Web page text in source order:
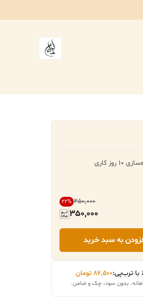
10 روز کاری
۴۵۰٬۰۰۰ 22%
350,000
به سبد خرید
ترب‌پی:۸۷٬۵۰۰ تومان